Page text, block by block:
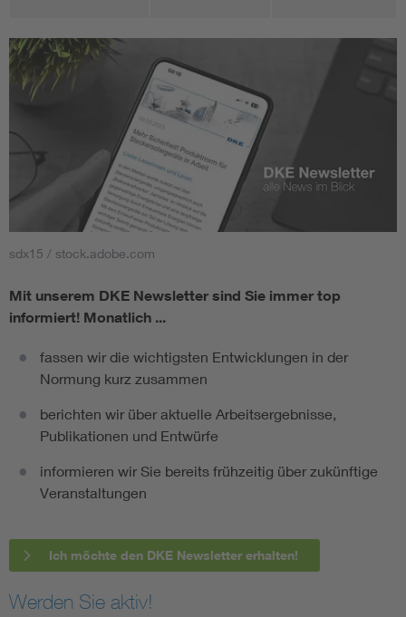
sdx15 / stock.adobe.com
Mit unserem DKE Newsletter sind Sie immer top
informiert! Monatlich ...
fassen wir die wichtigsten Entwicklungen in der
Normung kurz zusammen
berichten wir über aktuelle Arbeitsergebnisse,
Publikationen und Entwürfe
informieren wir Sie bereits frühzeitig über zukünftige
Veranstaltungen
Ich möchte den DKE Newsletter erhalten!
Werden Sie aktiv!